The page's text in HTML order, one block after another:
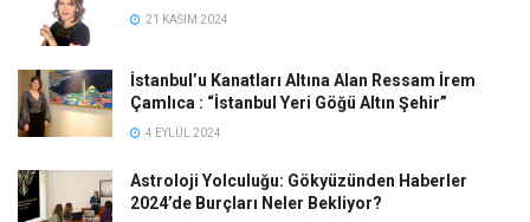
21 KASIM 2024
İstanbul’u Kanatları Altına Alan Ressam İrem
Çamlıca : “İstanbul Yeri Göğü Altın Şehir”
4 EYLÜL 2024
Astroloji Yolculuğu: Gökyüzünden Haberler
2024’de Burçları Neler Bekliyor?